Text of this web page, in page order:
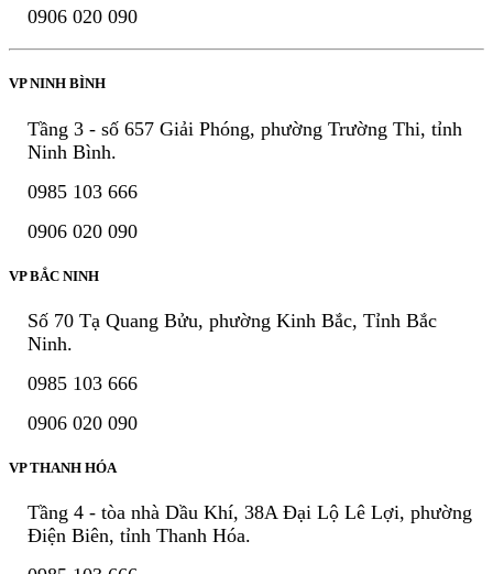
0906 020 090
VP NINH BÌNH
Tầng 3 - số 657 Giải Phóng, phường Trường Thi, tỉnh
Ninh Bình.
0985 103 666
0906 020 090
VP BẮC NINH
Số 70 Tạ Quang Bửu, phường Kinh Bắc, Tỉnh Bắc
Ninh.
0985 103 666
0906 020 090
VP THANH HÓA
Tầng 4 - tòa nhà Dầu Khí, 38A Đại Lộ Lê Lợi, phường
Điện Biên, tỉnh Thanh Hóa.